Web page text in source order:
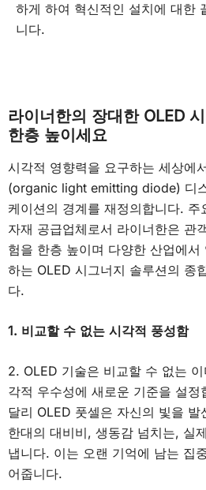
하게 하여 혁신적인 설치에 대한
니다.
라이너한의 장대한 OLED
한층 높이세요
시각적 영향력을 요구하는 세상에
(organic light emitting diode) 디
케이션의 경계를 재정의합니다. 주
자재 공급업체로서 라이너한은 관
험을 한층 높이며 다양한 산업에
하는 OLED 시그너지 솔루션의 종
다.
1. 비교할 수 없는 시각적 풍성함
2. OLED 기술은 비교할 수 없는
각적 우수성에 새로운 기준을 설
달리 OLED 풋셀은 자신의 빛을
한대의 대비비, 생동감 넘치는, 실
냅니다. 이는 오랜 기억에 남는 집
어줍니다.